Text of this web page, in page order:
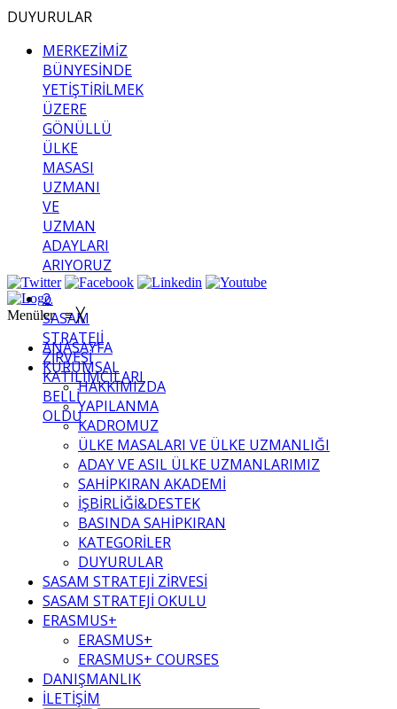
DUYURULAR
MERKEZİMİZ
BÜNYESİNDE
YETİŞTİRİLMEK
ÜZERE
GÖNÜLLÜ
ÜLKE
MASASI
UZMANI
VE
UZMAN
ADAYLARI
ARIYORUZ
2.
SASAM
STRATEJİ
ZİRVESİ
KATILIMCILARI
BELLİ
OLDU
Menüler≡ ╳
ANASAYFA
KURUMSAL
HAKKIMIZDA
YAPILANMA
KADROMUZ
ÜLKE MASALARI VE ÜLKE UZMANLIĞI
ADAY VE ASIL ÜLKE UZMANLARIMIZ
SAHİPKIRAN AKADEMİ
İŞBİRLİĞİ&DESTEK
BASINDA SAHİPKIRAN
KATEGORİLER
DUYURULAR
SASAM STRATEJİ ZİRVESİ
SASAM STRATEJİ OKULU
ERASMUS+
ERASMUS+
ERASMUS+ COURSES
DANIŞMANLIK
İLETİŞİM